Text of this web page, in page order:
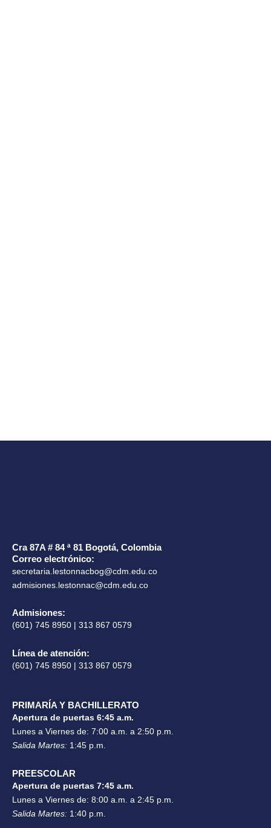
Cra 87A # 84 ª 81 Bogotá, Colombia
Correo electrónico:
secretaria.lestonnacbog@cdm.edu.co
admisiones.lestonnac@cdm.edu.co
Admisiones:
(601) 745 8950 | 313 867 0579
Línea de atención:
(601) 745 8950 | 313 867 0579
PRIMARÍA Y BACHILLERATO
Apertura de puertas 6:45 a.m.
Lunes a Viernes de: 7:00 a.m. a 2:50 p.m.
Salida Martes: 1:45 p.m.
PREESCOLAR
Apertura de puertas 7:45 a.m.
Lunes a Viernes de: 8:00 a.m. a 2:45 p.m.
Salida Martes: 1:40 p.m.